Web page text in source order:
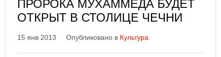
ПРОРОКА МУХАММЕДА БУДЕТ
ОТКРЫТ В СТОЛИЦЕ ЧЕЧНИ
15 янв 2013 Опубликовано в Культура